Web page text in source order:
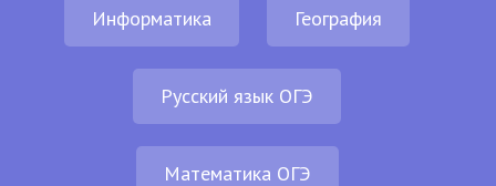
Информатика География
Русский язык ОГЭ
Математика ОГЭ